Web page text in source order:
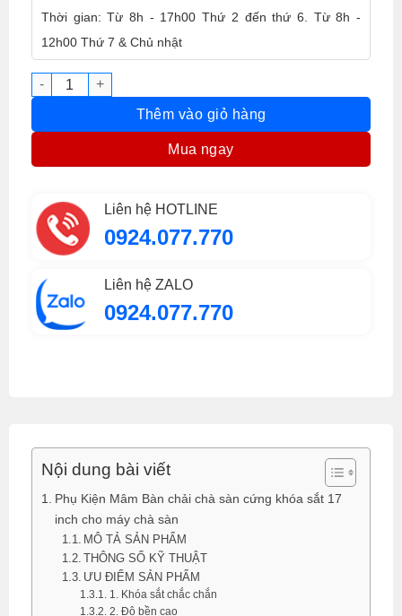
Thời gian: Từ 8h - 17h00 Thứ 2 đến thứ 6. Từ 8h -
12h00 Thứ 7 & Chủ nhật
Phụ Kiện Mâm Bàn Chải Chà Sàn Cứng Khóa Sắt 17 Inch
Thêm vào giỏ hàng
Mua ngay
Liên hệ HOTLINE
0924.077.770
Liên hệ ZALO
0924.077.770
Nội dung bài viết
Phụ Kiện Mâm Bàn chải chà sàn cứng khóa sắt 17
inch cho máy chà sàn
MÔ TẢ SẢN PHẨM
THÔNG SỐ KỸ THUẬT
ƯU ĐIỂM SẢN PHẨM
1. Khóa sắt chắc chắn
2. Độ bền cao